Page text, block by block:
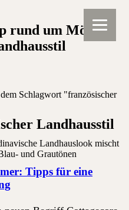
rund um Möbel
Schlagwort "französischer
Landhausstil
Tipps für eine